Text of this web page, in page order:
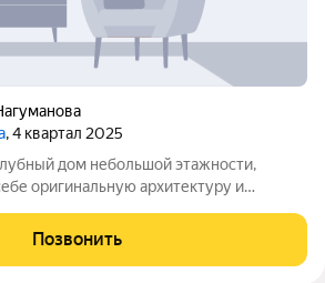
, 4 квартал 2025
оригинальную архитектуру и
стены выложены из
кирпича. Внешний облик дома
Позвонить